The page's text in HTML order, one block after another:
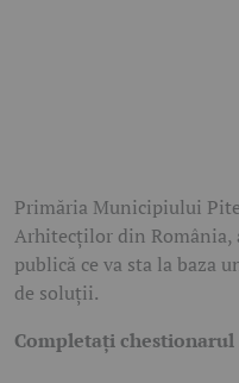
Primăria Municipiului
Arhitecților din România,
publică ce va sta la baza
de soluții.
Completați chestionarul